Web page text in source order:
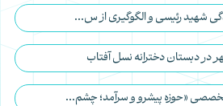
شهید رئیسی و الگوگیری از س...
در دبستان دخترانه نسل آفتاب
«حوزه پیشرو و سرآمد؛ چشم...